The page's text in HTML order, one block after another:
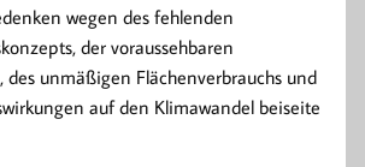
wegen des fehlenden
der voraussehbaren
des unmäßigen Flächenverbrauchs und
auf den Klimawandel beiseite